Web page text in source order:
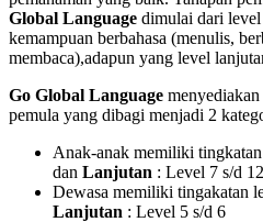
Global Language dimulai dari level
kemampuan berbahasa (menulis,
membaca),adapun yang level
Go Global Language
pemula yang dibagi menjadi 2
Anak-anak memiliki
dan Lanjutan : Level 7 s/d 12
Dewasa memiliki tingakatan
Lanjutan : Level 5 s/d 6